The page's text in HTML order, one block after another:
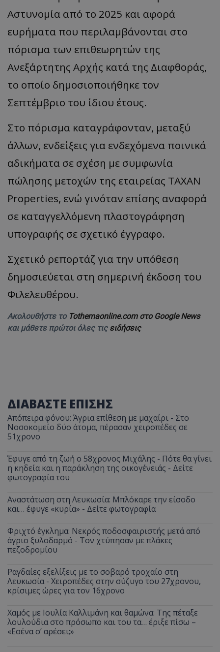
Αστυνομία από το 2025 και αφορά
ευρήματα που περιλαμβάνονται στο
πόρισμα των επιθεωρητών της
Ανεξάρτητης Αρχής κατά της Διαφθοράς,
το οποίο δημοσιοποιήθηκε τον
Σεπτέμβριο του ίδιου έτους.
Στο πόρισμα καταγράφονταν, μεταξύ
άλλων, ενδείξεις για ενδεχόμενα ποινικά
αδικήματα σε σχέση με συμφωνία
πώλησης μετοχών της εταιρείας TAXAN
Properties, ενώ γινόταν επίσης αναφορά
σε καταγγελλόμενη πλαστογράφηση
υπογραφής σε σχετικό έγγραφο.
Σχετικό ρεπορτάζ για την υπόθεση
δημοσιεύεται στη σημερινή έκδοση του
Φιλελευθέρου.
Ακολουθήστε το Tothemaonline.com στο Google News
και μάθετε πρώτοι όλες τις ειδήσεις
ΔΙΑΒΑΣΤΕ ΕΠΙΣΗΣ
Απόπειρα φόνου: Άγρια επίθεση με μαχαίρι - Στο
Νοσοκομείο δύο άτομα, πέρασαν χειροπέδες σε
51χρονο
Έφυγε από τη ζωή ο 58χρονος Μιχάλης - Πότε θα γίνει
η κηδεία και η παράκληση της οικογένειάς - Δείτε
φωτογραφία του
Αναστάτωση στη Λευκωσία: Μπλόκαρε την είσοδο
και… έφυγε «κυρία» - Δείτε φωτογραφία
Φριχτό έγκλημα: Νεκρός ποδοσφαιριστής μετά από
άγριο ξυλοδαρμό - Τον χτύπησαν με πλάκες
πεζοδρομίου
Ραγδαίες εξελίξεις με το σοβαρό τροχαίο στη
Λευκωσία - Χειροπέδες στην σύζυγο του 27χρονου,
κρίσιμες ώρες για τον 16χρονο
Χαμός με Ιουλία Καλλιμάνη και θαμώνα: Της πέταξε
λουλούδια στο πρόσωπο και του τα… έριξε πίσω –
«Εσένα σ’ αρέσει;»